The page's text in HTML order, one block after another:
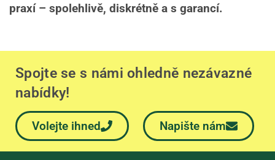
praxí – spolehlivě, diskrétně a s garancí.
Spojte se s námi ohledně nezávazné
nabídky!
Volejte ihned Napište nám